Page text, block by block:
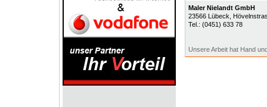
Maler Nielandt GmbH
23566 Lübeck ,
Tel.: (0451) 633 78
Unsere Arbeit hat Hand